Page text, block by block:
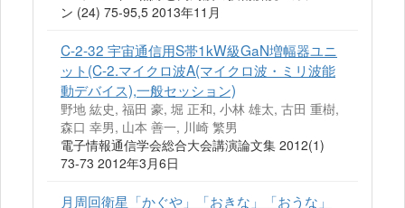
ン (24) 75-95,5 2013年11月
C-2-32 宇宙通信用S帯1kW級GaN増幅器ユニ
ット(C-2.マイクロ波A(マイクロ波・ミリ波能
動デバイス),一般セッション)
野地 紘史, 福田 豪, 堀 正和, 小林 雄太, 古田 重樹,
森口 幸男, 山本 善一, 川崎 繁男
電子情報通信学会総合大会講演論文集 2012(1)
73-73 2012年3月6日
月周回衛星「かぐや」「おきな」「おうな」